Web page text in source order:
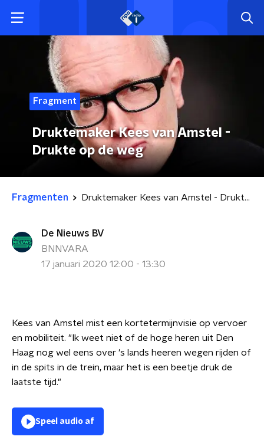
Fragment
Druktemaker Kees van Amstel -
Drukte op de weg
Fragmenten Druktemaker Kees van Amstel - Drukte op de weg
De Nieuws BV
BNNVARA
17 januari 2020 12:00 - 13:30
Kees van Amstel mist een kortetermijnvisie op vervoer
en mobiliteit. "Ik weet niet of de hoge heren uit Den
Haag nog wel eens over 's lands heeren wegen rijden of
in de spits in de trein, maar het is een beetje druk de
laatste tijd."
Speel audio af